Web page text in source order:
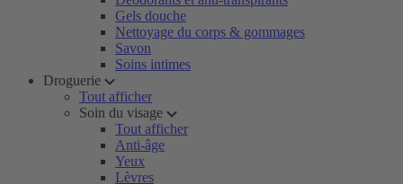
Gels douche
Nettoyage du corps & gommages
Savon
Soins intimes
Droguerie
Tout afficher
Soin du visage
Tout afficher
Anti-âge
Yeux
Lèvres